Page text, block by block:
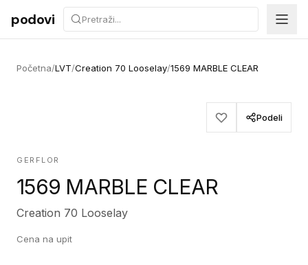
Preskoči na sadržaj
podovi
Početna/LVT/Creation 70 Looselay/1569 MARBLE CLEAR
Podeli
GERFLOR
1569 MARBLE CLEAR
Creation 70 Looselay
Cena na upit